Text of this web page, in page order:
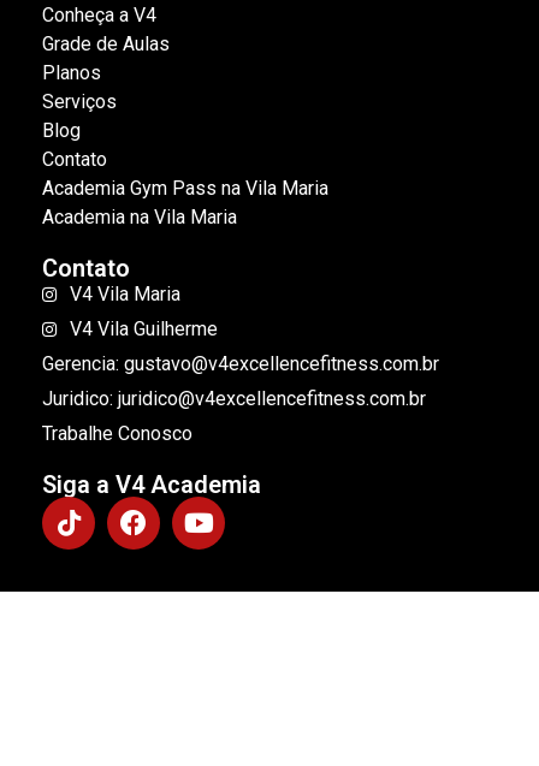
Conheça a V4
Grade de Aulas
Planos
Serviços
Blog
Contato
Academia Gym Pass na Vila Maria
Academia na Vila Maria
Contato
V4 Vila Maria
V4 Vila Guilherme
Gerencia: gustavo@v4excellencefitness.com.br
Juridico: juridico@v4excellencefitness.com.br
Trabalhe Conosco
Siga a V4 Academia